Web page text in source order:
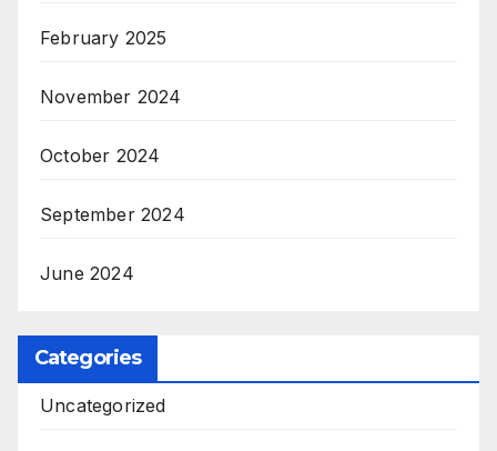
February 2025
November 2024
October 2024
September 2024
June 2024
Categories
Uncategorized